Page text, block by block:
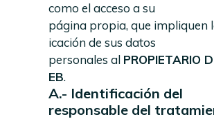
como el acceso a su
página propia, que impliquen
icación de sus datos
personales al PROPIETARIO
EB.
A.- Identificación del
responsable del